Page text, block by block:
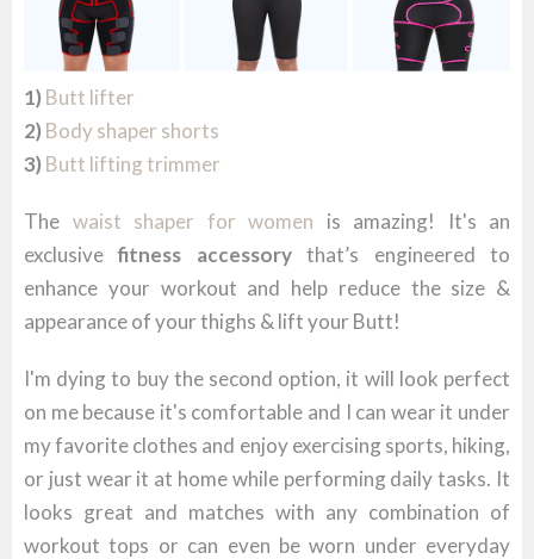
1) Butt lifter
2) Body shaper shorts
3) Butt lifting trimmer
The waist shaper for women is amazing! It's an
exclusivefitness accessorythat’s engineered to
enhance your workout and help reduce the size &
appearance of your thighs & lift your Butt!
I'm dying to buy the second option, it will look perfect
on me because it's comfortable and I can wear it under
my favorite clothes and enjoy exercising sports, hiking,
or just wear it at home while performing daily tasks. It
looks great and matches with any combination of
workout tops or can even be worn under everyday